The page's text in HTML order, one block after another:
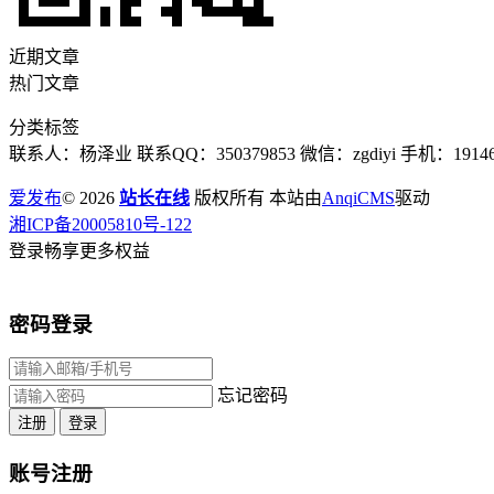
近期文章
热门文章
分类标签
联系人：杨泽业 联系QQ：350379853 微信：zgdiyi 手机：
爱发布© 2026 站长在线 版权所有 本站由AnqiCMS驱动
湘ICP备20005810号-122
登录畅享更多权益
密码登录
忘记密码
注册 登录
账号注册